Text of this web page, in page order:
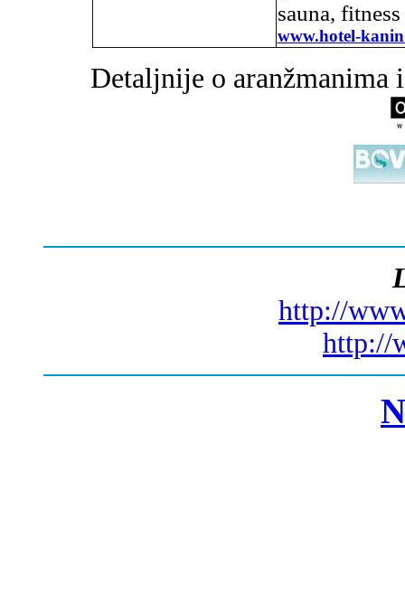
sauna,
www.hotel-
Detaljnije o aranžmanima
http://
http://